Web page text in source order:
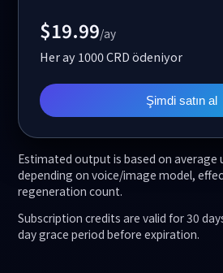
$19.99/ay
Her ay 1000 CRD ödeniyor
Şimdi satın al
Estimated output is based on average
depending on voice/image model,
regeneration count.
Subscription credits are valid for 30
day grace period before expiration.